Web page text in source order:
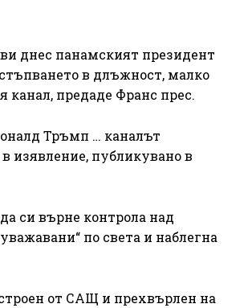
днес панамският президент
в длъжност, малко
канал, предаде Франс прес.
Тръмп … каналът
изявление, публикувано в
си върне контрола над
по света и наблегна
от САЩ и прехвърлен на